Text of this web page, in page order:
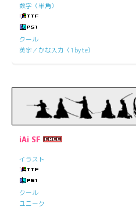
数字（半角）
クール
英字／かな入力（1byte）
iAi SF
イラスト
クール
ユニーク